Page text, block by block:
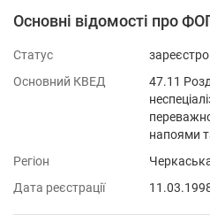
Основні відомості про
Статус
Основний КВЕД
47.11
напоями
Регіон
Дата реєстрації